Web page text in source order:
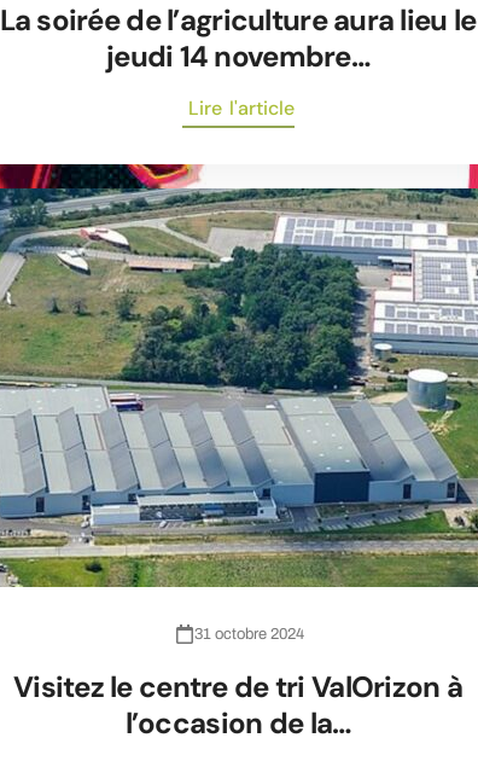
La soirée de l’agriculture aura lieu le
jeudi 14 novembre…
Lire l'article
31 octobre 2024
Visitez le centre de tri ValOrizon à
l’occasion de la…